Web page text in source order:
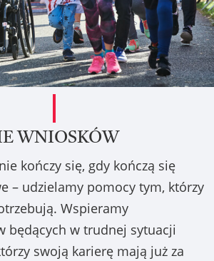
WNIOSKÓW
kończy się, gdy kończą się
– udzielamy pomocy tym, którzy
Wspieramy
będących w trudnej sytuacji
swoją karierę mają już za